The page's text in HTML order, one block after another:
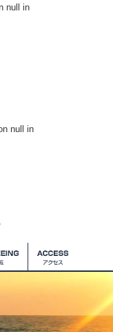
null in
null in